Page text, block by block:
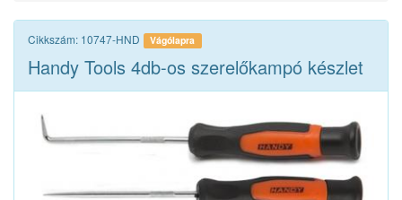
Cikkszám: 10747-HND Vágólapra
Handy Tools 4db-os szerelőkampó készlet